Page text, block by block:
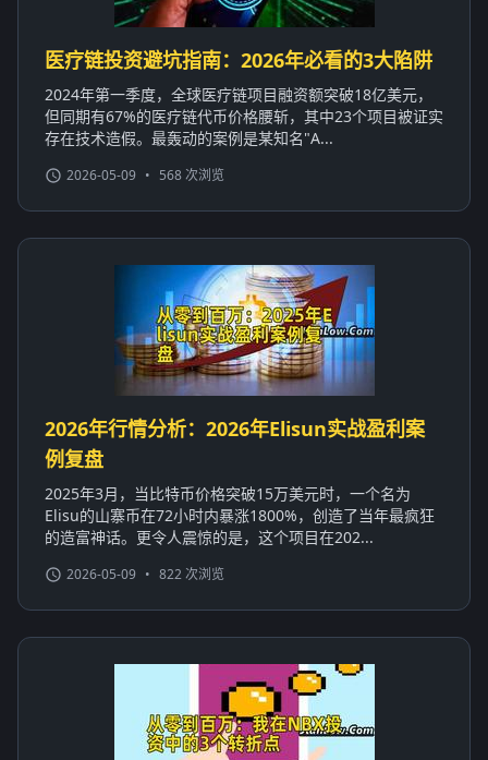
医疗链投资避坑指南：2026年必看的3大陷阱
2024年第一季度，全球医疗链项目融资额突破18亿美元，
但同期有67%的医疗链代币价格腰斩，其中23个项目被证实
存在技术造假。最轰动的案例是某知名"A...
2026-05-09 • 568 次浏览
2026年行情分析：2026年Elisun实战盈利案
例复盘
2025年3月，当比特币价格突破15万美元时，一个名为
Elisu的山寨币在72小时内暴涨1800%，创造了当年最疯狂
的造富神话。更令人震惊的是，这个项目在202...
2026-05-09 • 822 次浏览